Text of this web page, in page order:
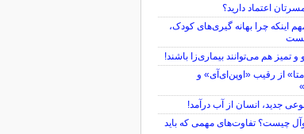
اعتماد دارید؟
اینکه چرا بهانه گیری‌های کودک،
از رقیب «اوپن‌ای‌آی» و
جدید، انسان از آب درآمد!
چیست؟ تفاوت‌های مهمی که باید